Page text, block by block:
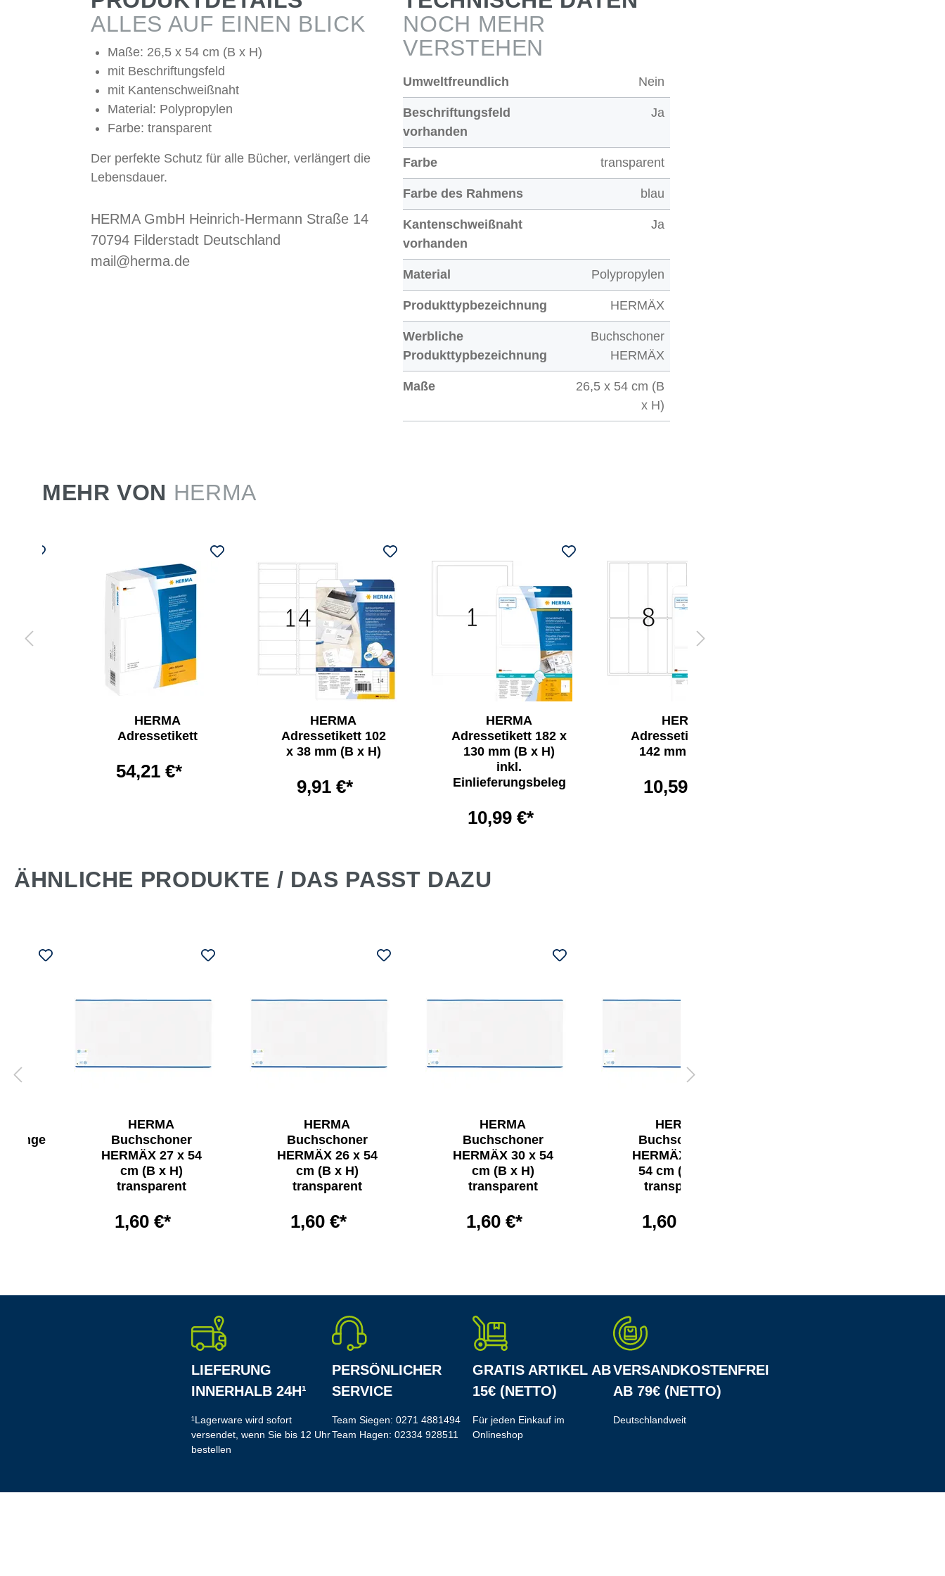
ALLES AUF EINEN BLICK
Maße: 26,5 x 54 cm (B x H)
mit Beschriftungsfeld
mit Kantenschweißnaht
Material: Polypropylen
Farbe: transparent
Der perfekte Schutz für alle Bücher, verlängert die
Lebensdauer.
HERMA GmbH Heinrich-Hermann Straße 14
70794 Filderstadt Deutschland
mail@herma.de
NOCH MEHR
VERSTEHEN
Umweltfreundlich Nein
Beschriftungsfeld
vorhanden
Ja
Farbe transparent
Farbe des Rahmens blau
Kantenschweißnaht
vorhanden
Ja
Material Polypropylen
Produkttypbezeichnung HERMÄX
Werbliche
Produkttypbezeichnung
Buchschoner
HERMÄX
Maße
26,5 x 54 cm (B
x H)
MEHR VON HERMA
HERMA
Adressetikett
54,21 €*
HERMA
Adressetikett 102
x 38 mm (B x H)
9,91 €*
HERMA
Adressetikett 182 x
130 mm (B x H)
inkl.
Einlieferungsbeleg
10,99 €*
HERMA
Adressetikett 50 x
142 mm (B x H)
10,59 €*
ÄHNLICHE PRODUKTE / DAS PASST DAZU
HERMA
Buchschoner
HERMÄX 27 x 54
cm (B x H)
transparent
1,60 €*
HERMA
Buchschoner
HERMÄX 26 x 54
cm (B x H)
transparent
1,60 €*
HERMA
Buchschoner
HERMÄX 30 x 54
cm (B x H)
transparent
1,60 €*
HERMA
Buchschoner
HERMÄX 29,5 x
54 cm (B x H)
transparent
1,60 €*
LIEFERUNG
INNERHALB 24H¹
¹Lagerware wird sofort
versendet, wenn Sie bis 12 Uhr
bestellen
PERSÖNLICHER
SERVICE
Team Siegen: 0271 4881494
Team Hagen: 02334 928511
GRATIS ARTIKEL AB
15€ (NETTO)
Für jeden Einkauf im
Onlineshop
VERSANDKOSTENFREI
AB 79€ (NETTO)
Deutschlandweit